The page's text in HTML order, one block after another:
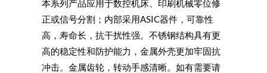
本系列产品应用于数控机床、印刷机械零位修
正或信号分割；内部采用ASIC器件，可靠性
高，寿命长，抗干扰性强。不锈钢结构具有更
高的稳定性和防护能力，金属外壳更加牢固抗
冲击。金属齿轮，转动手感清晰。如有需要请